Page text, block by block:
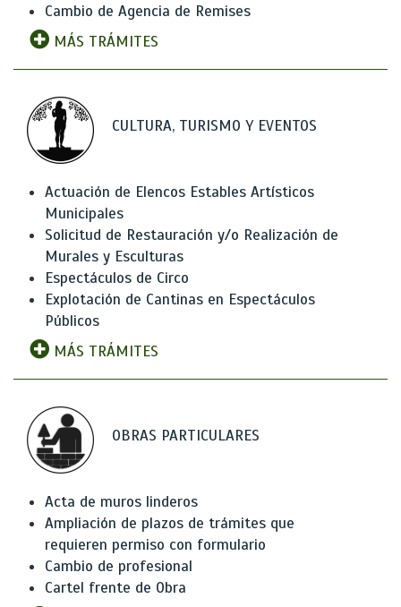
Cambio de Agencia de Remises
MÁS TRÁMITES
CULTURA, TURISMO Y EVENTOS
Actuación de Elencos Estables Artísticos
Municipales
Solicitud de Restauración y/o Realización de
Murales y Esculturas
Espectáculos de Circo
Explotación de Cantinas en Espectáculos
Públicos
MÁS TRÁMITES
OBRAS PARTICULARES
Acta de muros linderos
Ampliación de plazos de trámites que
requieren permiso con formulario
Cambio de profesional
Cartel frente de Obra